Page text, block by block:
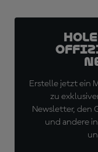
Erstelle jetzt ein
zu
Newsletter, den
und andere